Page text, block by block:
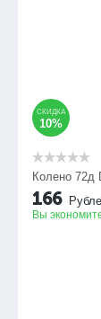
СКИДКА
10%
Колено 72д
166
Вы